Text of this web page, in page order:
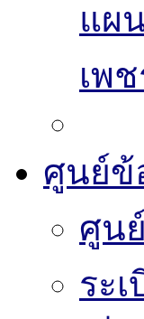
แผ
เพ
ศูนย์ข้
ศูน
ระ